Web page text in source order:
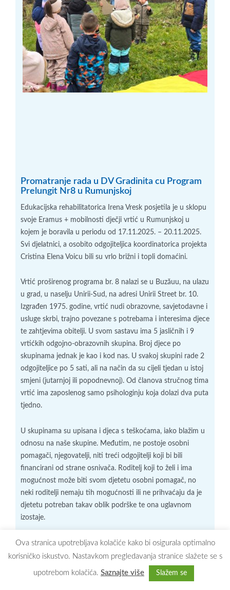
Promatranje rada u DV Gradinita cu Program
Prelungit Nr8 u Rumunjskoj
Edukacijska rehabilitatorica Irena Vresk posjetila je u sklopu
svoje Eramus + mobilnosti dječji vrtić u Rumunjskoj u
kojem je boravila u periodu od 17.11.2025. – 20.11.2025.
Svi djelatnici, a osobito odgojiteljica koordinatorica projekta
Cristina Elena Voicu bili su vrlo brižni i topli domaćini.
Vrtić proširenog programa br. 8 nalazi se u Buzăuu, na ulazu
u grad, u naselju Unirii-Sud, na adresi Unirii Street br. 10.
Izgrađen 1975. godine, vrtić nudi obrazovne, savjetodavne i
usluge skrbi, trajno povezane s potrebama i interesima djece
te zahtjevima obitelji. U svom sastavu ima 5 jasličnih i 9
vrtićkih odgojno-obrazovnih skupina. Broj djece po
skupinama jednak je kao i kod nas. U svakoj skupini rade 2
odgojiteljice po 5 sati, ali na način da su cijeli tjedan u istoj
smjeni (jutarnjoj ili popodnevnoj). Od članova stručnog tima
vrtić ima zaposlenog samo psihologinju koja dolazi dva puta
tjedno.
U skupinama su upisana i djeca s teškoćama, iako blažim u
odnosu na naše skupine. Međutim, ne postoje osobni
pomagači, njegovatelji, niti treći odgojitelji koji bi bili
financirani od strane osnivača. Roditelj koji to želi i ima
mogućnost može biti svom djetetu osobni pomagač, no
neki roditelji nemaju tih mogućnosti ili ne prihvaćaju da je
djetetu potreban takav oblik podrške te ona uglavnom
izostaje.
Gledajući prostorno – materijalni kontekst, vrtić se u velike
razlikuje od vrtićkih skupina u Hrvatskoj, od organizacije
sobe dnevnog boravka skupine do blagovaonice. U vrtiću u
Buzauu soba dnevnog boravka kreirana je na način da su
Ova stranica upotrebljava kolačiće kako bi osigurala optimalno
korisničko iskustvo. Nastavkom pregledavanja stranice slažete se s
upotrebom kolačića. Saznajte više Slažem se